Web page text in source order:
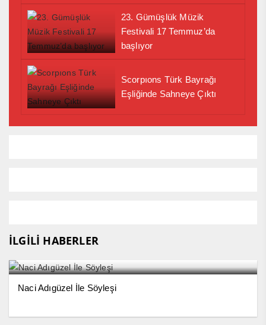
23. Gümüşlük Müzik
Festivali 17 Temmuz’da
başlıyor
Scorpıons Türk Bayrağı
Eşliğinde Sahneye Çıktı
İLGİLİ HABERLER
Naci Adıgüzel İle Söyleşi